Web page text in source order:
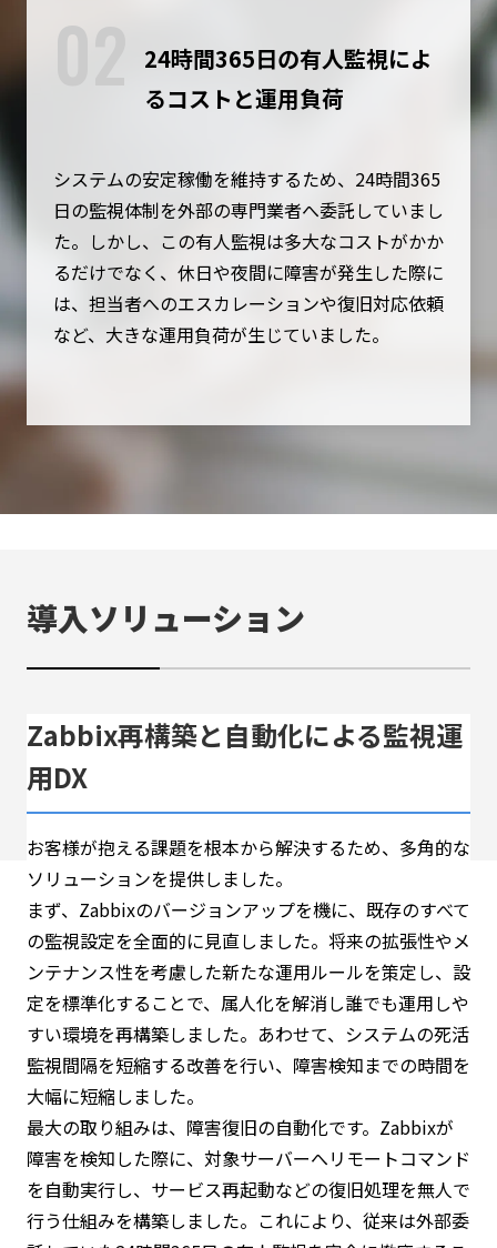
02
24時間365日の有人監視によ
るコストと運用負荷
システムの安定稼働を維持するため、24時間365
日の監視体制を外部の専門業者へ委託していまし
た。しかし、この有人監視は多大なコストがかか
るだけでなく、休日や夜間に障害が発生した際に
は、担当者へのエスカレーションや復旧対応依頼
など、大きな運用負荷が生じていました。
導入ソリューション
Zabbix再構築と自動化による監視運
用DX
お客様が抱える課題を根本から解決するため、多角的な
ソリューションを提供しました。
まず、Zabbixのバージョンアップを機に、既存のすべて
の監視設定を全面的に見直しました。将来の拡張性やメ
ンテナンス性を考慮した新たな運用ルールを策定し、設
定を標準化することで、属人化を解消し誰でも運用しや
すい環境を再構築しました。あわせて、システムの死活
監視間隔を短縮する改善を行い、障害検知までの時間を
大幅に短縮しました。
最大の取り組みは、障害復旧の自動化です。Zabbixが
障害を検知した際に、対象サーバーへリモートコマンド
を自動実行し、サービス再起動などの復旧処理を無人で
行う仕組みを構築しました。これにより、従来は外部委